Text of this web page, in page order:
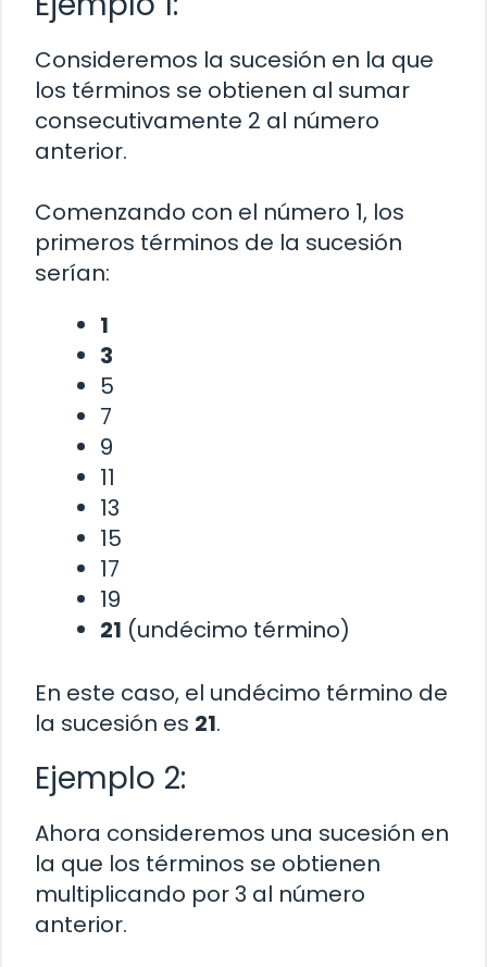
Consideremos la sucesión en la que
los términos se obtienen al sumar
consecutivamente 2 al número
anterior.
Comenzando con el número 1, los
primeros términos de la sucesión
serían:
1
3
5
7
9
11
13
15
17
19
21 (undécimo término)
En este caso, el undécimo término de
la sucesión es 21.
Ejemplo 2:
Ahora consideremos una sucesión en
la que los términos se obtienen
multiplicando por 3 al número
anterior.